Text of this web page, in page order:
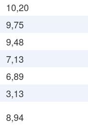
10,20
9,75
9,48
7,13
6,89
3,13
8,94